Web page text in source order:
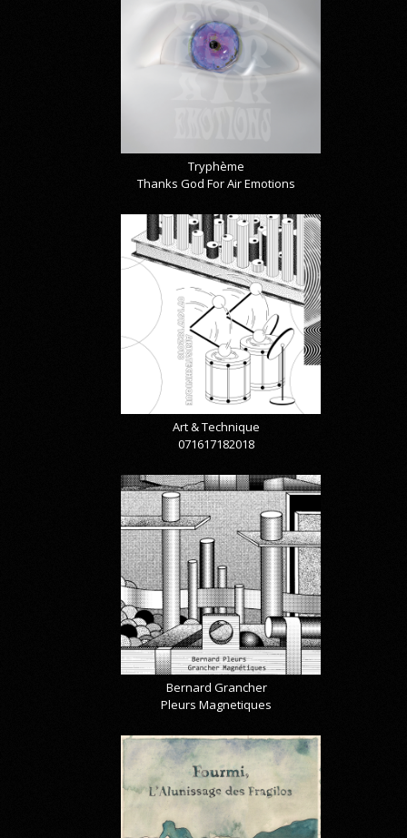
Tryphème
Thanks God For Air Emotions
Art & Technique
071617182018
Bernard Grancher
Pleurs Magnetiques